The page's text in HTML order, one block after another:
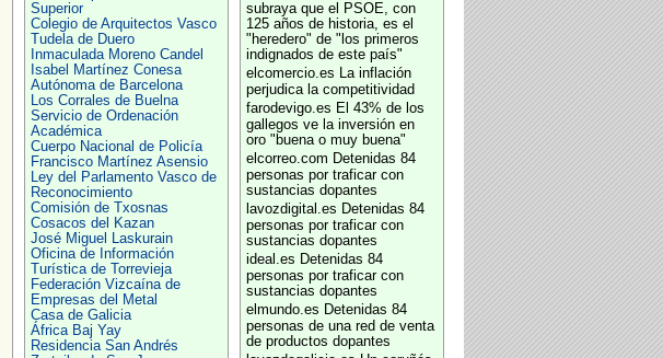
Superior
Colegio de Arquitectos Vasco
Tudela de Duero
Inmaculada Moreno Candel
Isabel Martínez Conesa
Autónoma de Barcelona
Los Corrales de Buelna
Servicio de Ordenación
Académica
Cuerpo Nacional de Policía
Francisco Martínez Asensio
Ley del Parlamento Vasco de
Reconocimiento
Comisión de Txosnas
Cosacos del Kazan
José Miguel Laskurain
Oficina de Información
Turística de Torrevieja
Federación Vizcaína de
Empresas del Metal
Casa de Galicia
África Baj Yay
Residencia San Andrés
subraya que el PSOE, con
125 años de historia, es el
"heredero" de "los primeros
indignados de este país"
elcomercio.es La inflación
perjudica la competitividad
farodevigo.es El 43% de los
gallegos ve la inversión en
oro "buena o muy buena"
elcorreo.com Detenidas 84
personas por traficar con
sustancias dopantes
lavozdigital.es Detenidas 84
personas por traficar con
sustancias dopantes
ideal.es Detenidas 84
personas por traficar con
sustancias dopantes
elmundo.es Detenidas 84
personas de una red de venta
de productos dopantes